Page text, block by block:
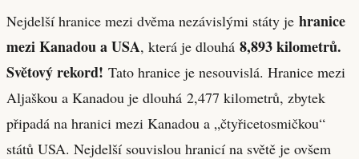
Nejdelší hranice mezi dvěma nezávislými státy je hranice
mezi Kanadou a USA, která je dlouhá 8,893 kilometrů.
Světový rekord! Tato hranice je nesouvislá. Hranice mezi
Aljaškou a Kanadou je dlouhá 2,477 kilometrů, zbytek
připadá na hranici mezi Kanadou a „čtyřicetosmičkou“
států USA. Nejdelší souvislou hranicí na světě je ovšem